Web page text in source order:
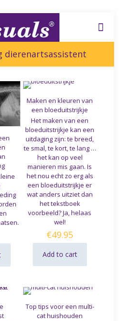
dierenartsassistent
Maken en kleuren van
een bloeduitstrijkje
Het maken van een
bloeduitstrijkje kan een
uitdaging zijn: te breed,
te smal, te kort, te lang …
het kan op veel
manieren mis gaan. Is
het nou echt zo erg als
een bloeduitstrijkje er
wat anders uitziet dan
het tekstboek
voorbeeld? Ja, helaas
wel!
€49.95
Add to cart
Top tips voor een multi-
cat huishouden